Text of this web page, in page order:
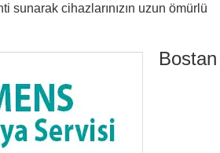
sunarak cihazlarınızın uzun ömürlü
Bostan